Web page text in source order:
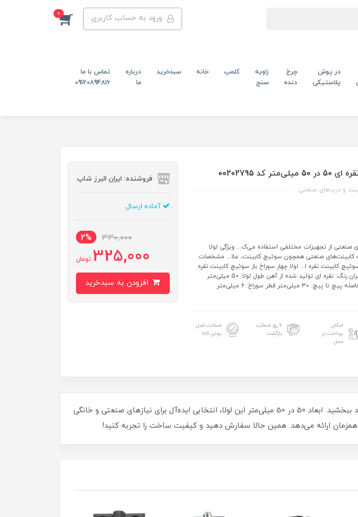
ورود به حساب کاربری 0
در پوش
پلاستیکی
چرخ
دنده
زاویه
سنج
کلمپ خانه سبدخرید
درباره
ما
تماس با ما
09120894816
کد 00202795
و درب‌های صنعتی
صنعتی از تجهیزات مختلفی استفاده می‌ک... ویژگی لولا
کابینت‌های صنعتی همچون سوئیچ کابینت، علا... مشخصات
کابینت نقره ا... لولا چهار سوراخ باز سوئیچ کابینت نقره
ای رنگ علاوه... ساخت ایران رنگ: نقره ای تولید شده از آهن طول لولا: 50 میلی‌متر
عرض لولا: 50 میلی‌متر فاصله پیچ تا پیچ: 30 میلی‌متر قطر سوراخ: 6 میلی‌متر
امکان
پرداخت در
محل
۷ روز ضمانت
بازگشت
ضمانت اصل
بودن کالا
فروشنده: ایران البرز شاپ
آماده ارسال
330,000
2%
325,000 تومان
با لولا صنعتی آهنی نقره‌ای کد 00202795، استحکام و زیبایی را به پروژه‌های خود ببخشید. ابعاد 50 در 50 میلی‌متر این لولا، انتخابی ایده‌آل برای نیازهای صنعتی و خانگی
ارائه می‌دهد. همین حالا سفارش دهید و کیفیت ساخت را تجربه کنید!